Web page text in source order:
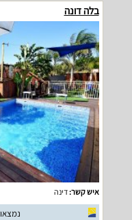
בלה דונה
איש קשר:דינה
נמצאו 10 חוות דעת אמיתיות